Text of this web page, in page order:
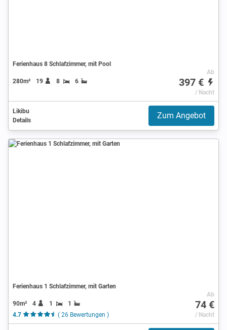
Ferienhaus 8 Schlafzimmer, mit Pool
280m² 19 8 6
Ab
397 €
/ Nacht
Likibu
Details
Zum Angebot
Ferienhaus 1 Schlafzimmer, mit Garten
90m² 4 1
1
4.7
( 26 Bewertungen )
Ab
74 €
/ Nacht